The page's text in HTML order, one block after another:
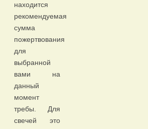
находится
рекомендуемая
сумма
пожертвования
для
выбранной
вами на
данный
момент
требы. Для
свечей это